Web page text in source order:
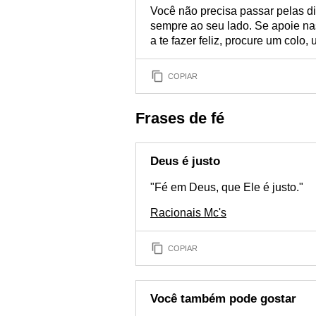
Você não precisa passar pelas
sempre ao seu lado. Se apoie
a te fazer feliz, procure um colo,
COPIAR
Frases de fé
Deus é justo
"Fé em Deus, que Ele é justo."
Racionais Mc's
COPIAR
Você também pode gostar